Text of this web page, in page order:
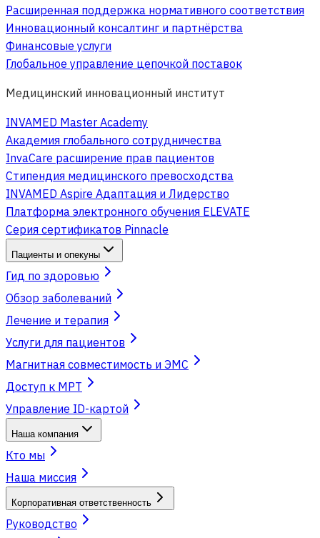
Расширенная поддержка нормативного соответствия
Инновационный консалтинг и партнёрства
Финансовые услуги
Глобальное управление цепочкой поставок
Медицинский инновационный институт
INVAMED Master Academy
Академия глобального сотрудничества
InvaCare расширение прав пациентов
Стипендия медицинского превосходства
INVAMED Aspire Адаптация и Лидерство
Платформа электронного обучения ELEVATE
Серия сертификатов Pinnacle
Пациенты и опекуны
Гид по здоровью
Обзор заболеваний
Лечение и терапия
Услуги для пациентов
Магнитная совместимость и ЭМС
Доступ к МРТ
Управление ID-картой
Наша компания
Кто мы
Наша миссия
Корпоративная ответственность
Руководство